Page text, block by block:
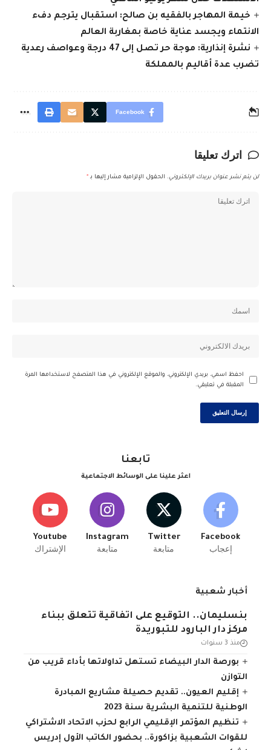
خيمة المهاجر بالفقيه بن صالح: استقبال يترجم دفء
الانتماء ويجسد عناية خاصة بمغاربة العالم
نشرة إنذارية: موجة حر تصل إلى 47 درجة وعواصف رعدية
تضرب عدة أقاليم بالمملكة
Facebook
اترك تعليقا
لن يتم نشر عنوان بريدك الإلكتروني. الحقول الإلزامية مشار إليها بـ *
احفظ اسمي، بريدي الإلكتروني، والموقع الإلكتروني في هذا المتصفح لاستخدامها المرة
المقبلة في تعليقي.
تابعنا
اعثر علينا على الوسائط الاجتماعية
Facebook
إعجاب
Twitter
متابعة
Instagram
متابعة
Youtube
الإشتراك
أخبار شعبية
بنسليمان.. التوقيع على اتفاقية تتعلق ببناء
مركز دار البارود للتبوريدة
منذ 3 سنوات
بورصة الدار البيضاء تستهل تداولاتها بأداء قريب من
التوازن
إقليم العيون.. تقديم حصيلة مشاريع المبادرة
الوطنية للتنمية البشرية سنة 2023
تنظيم المؤتمر الإقليمي الرابع لحزب الاتحاد الاشتراكي
للقوات الشعبية بزاكورة.. بحضور الكاتب الأول إدريس